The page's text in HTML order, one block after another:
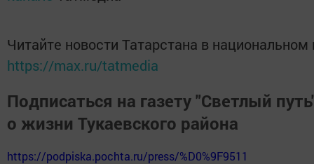
Читайте новости Татарстана в
https://max.ru/tatmedia
Подписаться на газету "Светлый
о жизни Тукаевского района
https://podpiska.pochta.ru/press/%D0%9F9511